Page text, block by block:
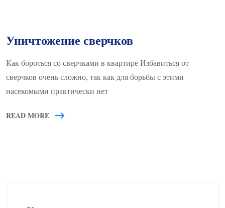
Уничтожение сверчков
Как бороться со сверчками в квартире Избавиться от
сверчков очень сложно, так как для борьбы с этими
насекомыми практически нет
READ MORE